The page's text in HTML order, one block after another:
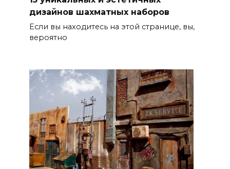
дизайнов шахматных наборов
Если вы находитесь на этой странице, вы,
вероятно